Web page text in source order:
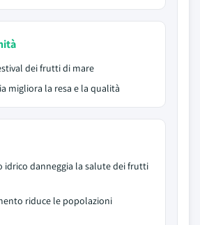
dei frutti di mare
migliora la resa e la qualità
idrico danneggia la salute dei frutti
riduce le popolazioni